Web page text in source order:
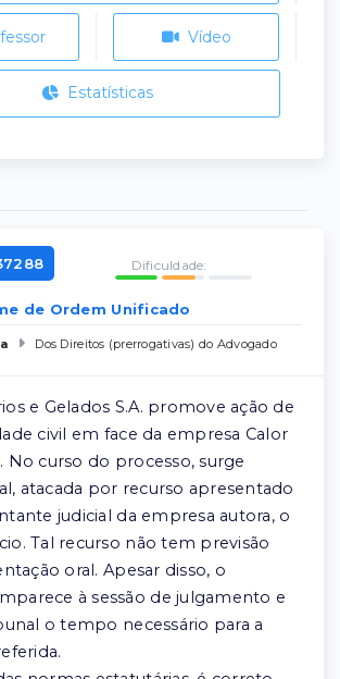
Vídeo
Estatísticas
Dificuldade:
de Ordem Unificado
Dos Direitos (prerrogativas) do Advogado
e Gelados S.A. promove ação de
civil em face da empresa Calor
No curso do processo, surge
atacada por recurso apresentado
judicial da empresa autora, o
Tal recurso não tem previsão
oral. Apesar disso, o
à sessão de julgamento e
o tempo necessário para a